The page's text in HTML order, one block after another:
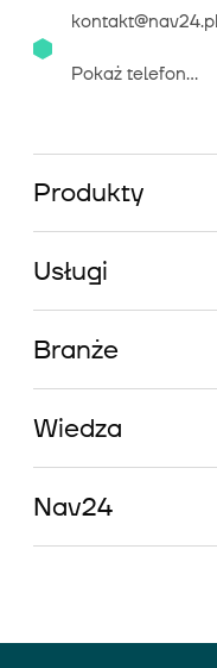
Pokaż telefon...
Produkty
Usługi
Branże
Wiedza
Nav24